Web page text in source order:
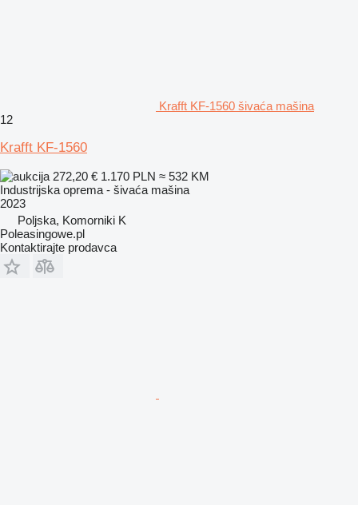
Krafft KF-1560 šivaća mašina
12
Krafft KF-1560
272,20 € 1.170 PLN ≈ 532 KM
Industrijska oprema - šivaća mašina
2023
Poljska, Komorniki K
Poleasingowe.pl
Kontaktirajte prodavca